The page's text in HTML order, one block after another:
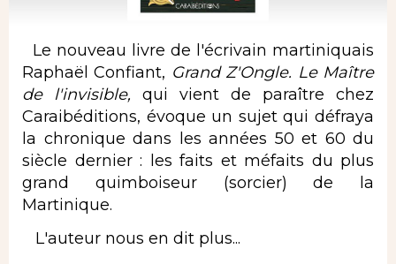
Le nouveau livre de l'écrivain martiniquais
Raphaël Confiant, Grand Z'Ongle. Le Maître
de l'invisible, qui vient de paraître chez
Caraibéditions, évoque un sujet qui défraya
la chronique dans les années 50 et 60 du
siècle dernier : les faits et méfaits du plus
grand quimboiseur (sorcier) de la
Martinique.
L'auteur nous en dit plus...